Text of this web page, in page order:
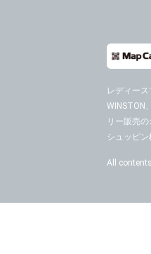
レディース
WINSTON
リー販売
シュッピ
All